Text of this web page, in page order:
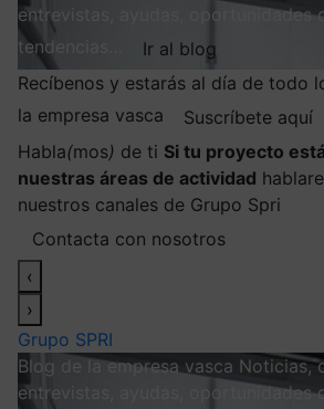
entrevistas, ayudas, oportunidades
tendencias…
Ir al blog
Recíbenos y estarás al día de todo
la empresa vasca
Suscríbete aquí
Habla(mos) de ti Si tu proyecto
nuestras áreas de actividad
nuestros canales de Grupo Spri
Contacta con nosotros
‹
›
Grupo SPRI
Blog de la empresa vasca Noticias,
entrevistas, ayudas, oportunidades